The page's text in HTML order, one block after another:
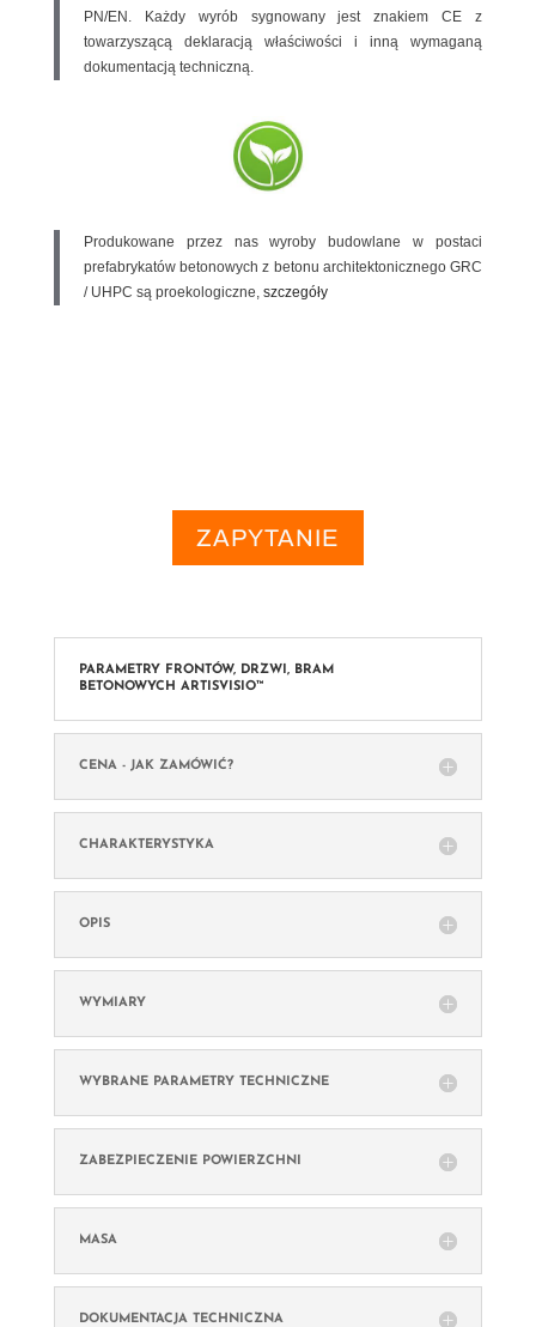
PN/EN. Każdy wyrób sygnowany jest znakiem CE z
towarzyszącą deklaracją właściwości i inną wymaganą
dokumentacją techniczną.
Produkowane przez nas wyroby budowlane w postaci
prefabrykatów betonowych z betonu architektonicznego GRC
/ UHPC są proekologiczne, szczegóły
ZAPYTANIE
PARAMETRY FRONTÓW, DRZWI, BRAM
BETONOWYCH ARTISVISIO™
CENA - JAK ZAMÓWIĆ?
CHARAKTERYSTYKA
OPIS
WYMIARY
WYBRANE PARAMETRY TECHNICZNE
ZABEZPIECZENIE POWIERZCHNI
MASA
DOKUMENTACJA TECHNICZNA